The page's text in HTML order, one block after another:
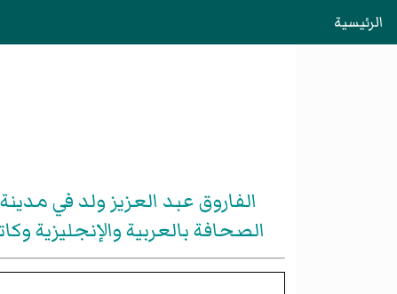
الرئيسية
الصحافة بالعربية والإنجليزية